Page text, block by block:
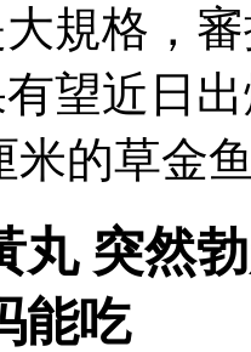
規格，
望近日
米的草金
丸 突然
能吃